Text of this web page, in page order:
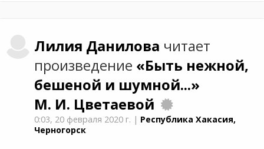
Лилия Данилова читает
произведение «Быть нежной,
бешеной и шумной...»
М. И. Цветаевой
0:03, 20 февраля 2020 г. | Республика Хакасия,
Черногорск